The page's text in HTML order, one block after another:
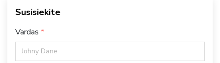
Susisiekite
Vardas